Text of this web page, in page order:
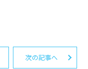
次の記事へ